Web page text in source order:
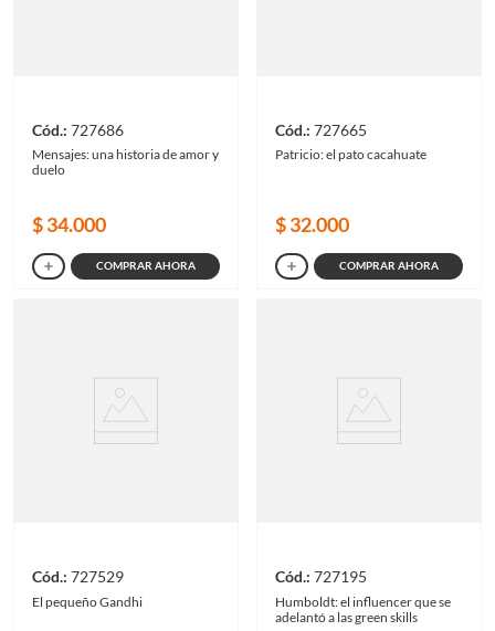
727686
Mensajes: una historia de amor y
duelo
$34.000
COMPRAR AHORA
727665
Patricio: el pato cacahuate
$32.000
COMPRAR AHORA
727529
El pequeño Gandhi
727195
Humboldt: el influencer que se
adelantó a las green skills